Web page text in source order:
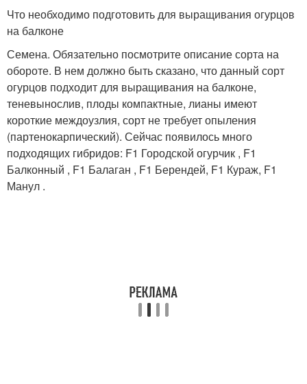
Что необходимо подготовить для выращивания огурцов
на балконе
Семена. Обязательно посмотрите описание сорта на
обороте. В нем должно быть сказано, что данный сорт
огурцов подходит для выращивания на балконе,
теневынослив, плоды компактные, лианы имеют
короткие междоузлия, сорт не требует опыления
(партенокарпический). Сейчас появилось много
подходящих гибридов: F1 Городской огурчик , F1
Балконный , F1 Балаган , F1 Берендей, F1 Кураж, F1
Манул .